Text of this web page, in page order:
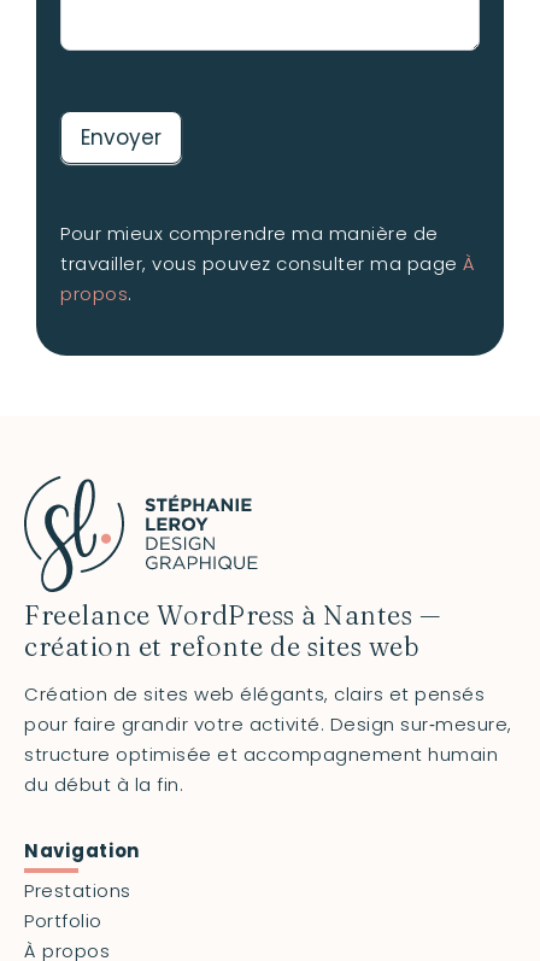
Envoyer
Pour mieux comprendre ma manière de
travailler, vous pouvez consulter ma page À
propos.
Freelance WordPress à Nantes —
création et refonte de sites web
Création de sites web élégants, clairs et pensés
pour faire grandir votre activité. Design sur‑mesure,
structure optimisée et accompagnement humain
du début à la fin.
Navigation
Prestations
Portfolio
À propos